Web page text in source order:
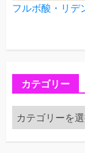
フルボ酸・リデ
カテゴリー
カ
テ
ゴ